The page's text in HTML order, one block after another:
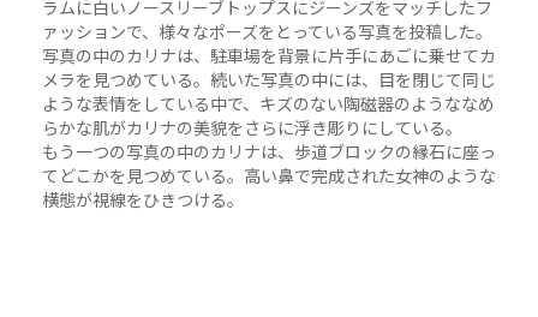
ラムに白いノースリーブトップスにジーンズをマッチしたフ
ァッションで、様々なポーズをとっている写真を投稿した。
写真の中のカリナは、駐車場を背景に片手にあごに乗せてカ
メラを見つめている。続いた写真の中には、目を閉じて同じ
ような表情をしている中で、キズのない陶磁器のようななめ
らかな肌がカリナの美貌をさらに浮き彫りにしている。
もう一つの写真の中のカリナは、歩道ブロックの縁石に座っ
てどこかを見つめている。高い鼻で完成された女神のような
横態が視線をひきつける。